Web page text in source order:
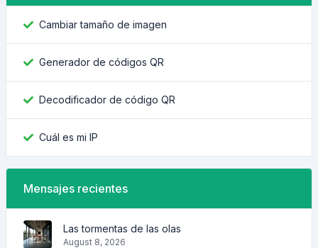
Cambiar tamaño de imagen
Generador de códigos QR
Decodificador de código QR
Cuál es mi IP
Mensajes recientes
Las tormentas de las olas
August 8, 2026